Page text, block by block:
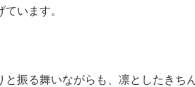
います。
振る舞いながらも、凛としたき